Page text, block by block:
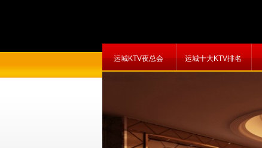
运城KTV夜总会 运城十大KTV排名